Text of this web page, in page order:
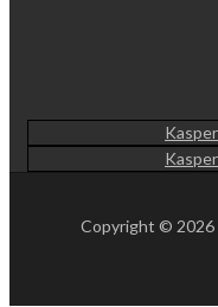
Copyright © 2026